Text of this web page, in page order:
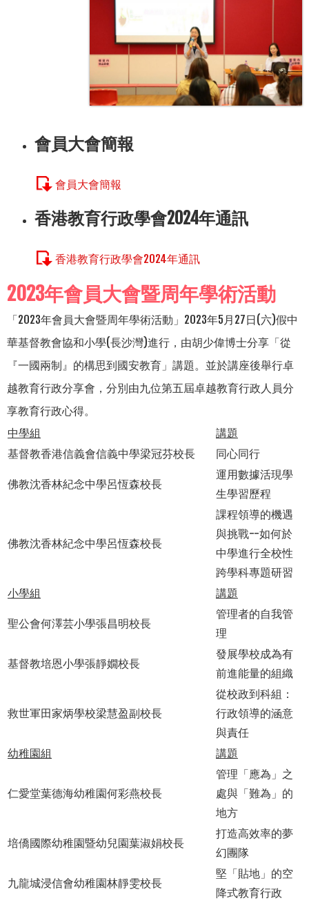
會員大會簡報
會員大會簡報
香港教育行政學會2024年通訊
香港教育行政學會2024年通訊
2023年會員大會暨周年學術活動
「2023年會員大會暨周年學術活動」2023年5月27日(六)假中
華基督教會協和小學(長沙灣)進行，由胡少偉博士分享「從
『一國兩制』的構思到國安教育」講題。並於講座後舉行卓
越教育行政分享會，分別由九位第五屆卓越教育行政人員分
享教育行政心得。
中學組
講題
基督教香港信義會信義中學梁冠芬校長
同心同行
佛教沈香林紀念中學呂恆森校長
運用數據活現學
生學習歷程
佛教沈香林紀念中學呂恆森校長
課程領導的機遇
與挑戰--如何於
中學進行全校性
跨學科專題研習
小學組
講題
聖公會何澤芸小學張昌明校長
管理者的自我管
理
基督教培恩小學張靜嫺校長
發展學校成為有
前進能量的組織
救世軍田家炳學校梁慧盈副校長
從校政到科組：
行政領導的涵意
與責任
幼稚園組
講題
仁愛堂葉德海幼稚園何彩燕校長
管理「應為」之
處與「難為」的
地方
培僑國際幼稚園暨幼兒園葉淑娟校長
打造高效率的夢
幻團隊
九龍城浸信會幼稚園林靜雯校長
堅「貼地」的空
降式教育行政